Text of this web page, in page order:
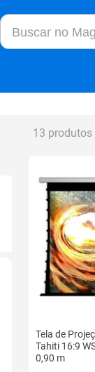
Buscar no Magalu
13
Tela de
Tahiti 16:9
0,90 m